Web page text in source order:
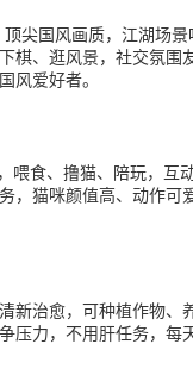
尖国风画质，江湖场
棋、逛风景，社交氛围
风爱好者。
喂食、撸猫、陪玩，互
，猫咪颜值高、动作可
治愈，可种植作物、
压力，不用肝任务，每